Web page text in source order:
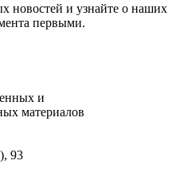
новостей и узнайте о наших
первыми.
и
материалов
93